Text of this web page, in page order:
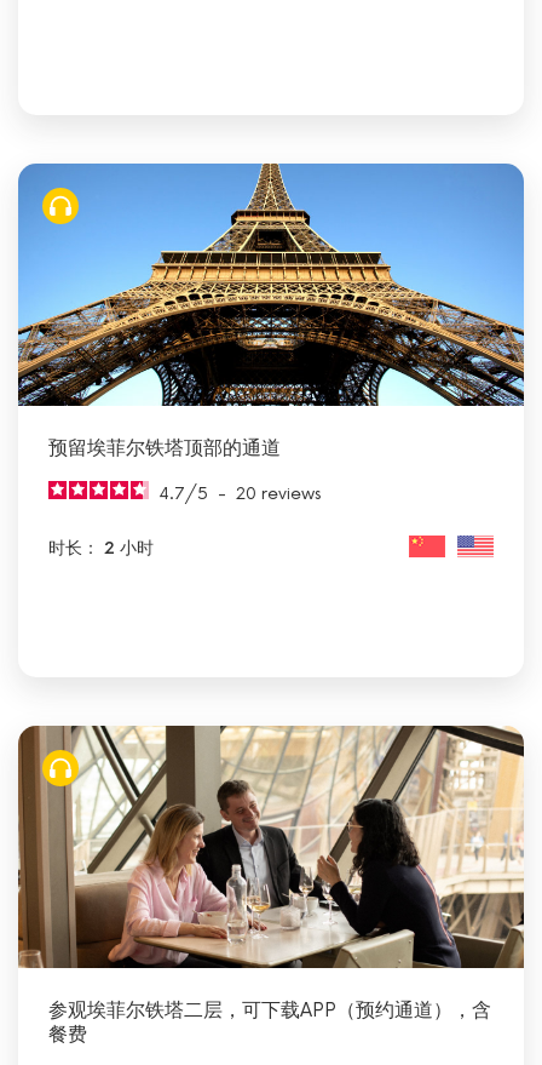
预留埃菲尔铁塔顶部的通道
4.7/5 - 20 reviews
时长： 2 小时
参观埃菲尔铁塔二层，可下载APP（预约通道），含
餐费